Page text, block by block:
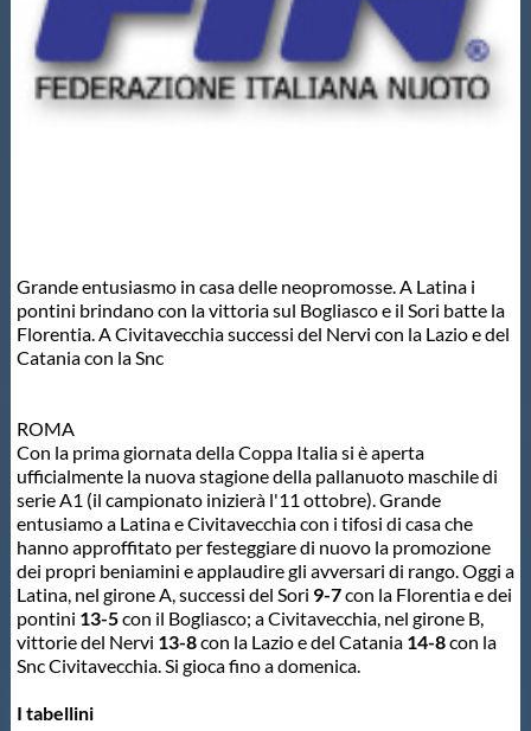
GUG
Scuole Nuoto
Area Legislativa
Qualità
Sostenibilità
Privacy
Grande entusiasmo in casa delle neopromosse. A Latina i
pontini brindano con la vittoria sul Bogliasco e il Sori batte la
Florentia. A Civitavecchia successi del Nervi con la Lazio e del
Catania con la Snc
ROMA
Con la prima giornata della Coppa Italia si è aperta
ufficialmente la nuova stagione della pallanuoto maschile di
serie A1 (il campionato inizierà l'11 ottobre). Grande
entusiamo a Latina e Civitavecchia con i tifosi di casa che
hanno approffitato per festeggiare di nuovo la promozione
dei propri beniamini e applaudire gli avversari di rango. Oggi a
Latina, nel girone A, successi del Sori 9-7con la Florentia e dei
pontini 13-5con il Bogliasco; a Civitavecchia, nel girone B,
vittorie del Nervi 13-8con la Lazio e del Catania 14-8con la
Snc Civitavecchia. Si gioca fino a domenica.
I tabellini